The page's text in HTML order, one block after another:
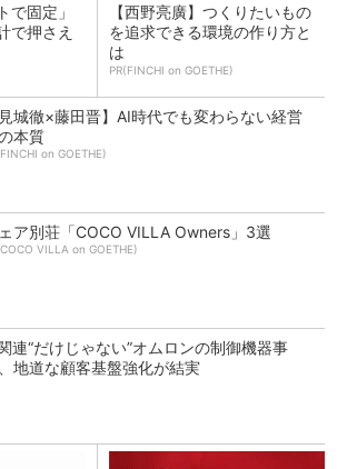
で固定」
で押さえ
【西野亮廣】つくりたいもの
を追求できる環境の作り方と
は
PR(FINCHI on GOETHE)
見城徹×藤田晋】AI時代でも変わらない経営
本質
on GOETHE)
ア別荘「COCO VILLA Owners」3選
VILLA on GOETHE)
連“だけじゃない”オムロンの制御機器事
地道な顧客基盤強化が結実